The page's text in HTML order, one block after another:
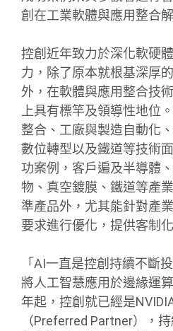
創在工業軟體與應用整合
控創近年致力於深化軟硬
力，除了原本就根基深厚
外，在軟體與應用整合技
上具有標竿及領導性地位
整合、工廠與製造自動化
數位轉型以及鐵道等技術
功案例，客戶遍及半導體
物、真空鍍膜、鐵道等產
準產品外，尤其能針對產
要求進行優化，提供客制
「AI一直是控創持續不斷
將人工智慧應用於邊緣運
年起，控創就已經是
（Preferred Partner），